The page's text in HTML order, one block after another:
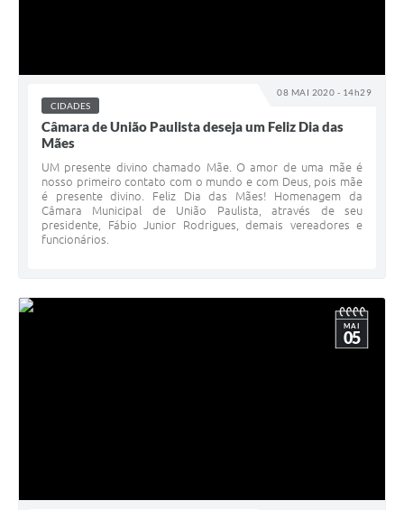
08 MAI 2020 - 14h29
CIDADES
Câmara de União Paulista deseja um Feliz Dia das
Mães
UM presente divino chamado Mãe. O amor de uma mãe é
nosso primeiro contato com o mundo e com Deus, pois mãe
é presente divino. Feliz Dia das Mães! Homenagem da
Câmara Municipal de União Paulista, através de seu
presidente, Fábio Junior Rodrigues, demais vereadores e
funcionários.
MAI
05